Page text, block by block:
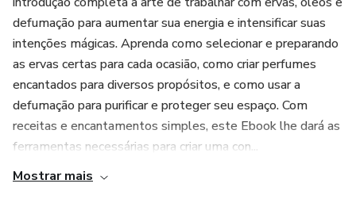
defumação para aumentar sua energia e intensificar suas
intenções mágicas. Aprenda como selecionar e preparando
as ervas certas para cada ocasião, como criar perfumes
encantados para diversos propósitos, e como usar a
defumação para purificar e proteger seu espaço. Com
receitas e encantamentos simples, este Ebook lhe dará as
ferramentas necessárias para criar uma con...
Mostrar mais